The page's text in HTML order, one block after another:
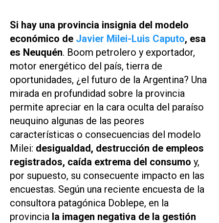
Si hay una provincia insignia del modelo
económico de Javier Milei-Luis Caputo, esa
es Neuquén. Boom petrolero y exportador,
motor energético del país, tierra de
oportunidades, ¿el futuro de la Argentina? Una
mirada en profundidad sobre la provincia
permite apreciar en la cara oculta del paraíso
neuquino algunas de las peores
características o consecuencias del modelo
Milei: desigualdad, destrucción de empleos
registrados, caída extrema del consumo y,
por supuesto, su consecuente impacto en las
encuestas. Según una reciente encuesta de la
consultora patagónica Doblepe, en la
provincia la imagen negativa de la gestión